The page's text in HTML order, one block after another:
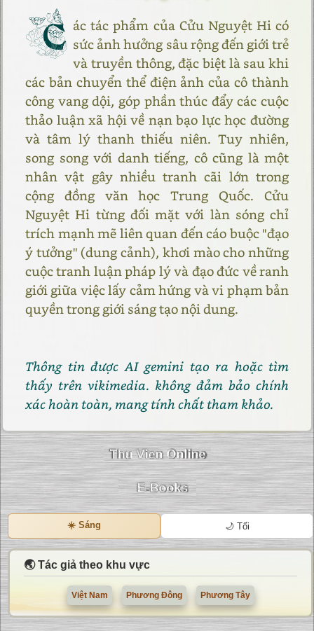
C ác tác phẩm của Cửu Nguyệt Hi có
sức ảnh hưởng sâu rộng đến giới trẻ
và truyền thông, đặc biệt là sau khi
các bản chuyển thể điện ảnh của cô thành
công vang dội, góp phần thúc đẩy các cuộc
thảo luận xã hội về nạn bạo lực học đường
và tâm lý thanh thiếu niên. Tuy nhiên,
song song với danh tiếng, cô cũng là một
nhân vật gây nhiều tranh cãi lớn trong
cộng đồng văn học Trung Quốc. Cửu
Nguyệt Hi từng đối mặt với làn sóng chỉ
trích mạnh mẽ liên quan đến cáo buộc "đạo
ý tưởng" (dung cảnh), khơi mào cho những
cuộc tranh luận pháp lý và đạo đức về ranh
giới giữa việc lấy cảm hứng và vi phạm bản
quyền trong giới sáng tạo nội dung.
Thông tin được AI gemini tạo ra hoặc tìm
thấy trên vikimedia. không đảm bảo chính
xác hoàn toàn, mang tính chất tham khảo.
☀️ Sáng 🌙 Tối
🌏 Tác giả theo khu vực
Việt Nam Phương Đông Phương Tây